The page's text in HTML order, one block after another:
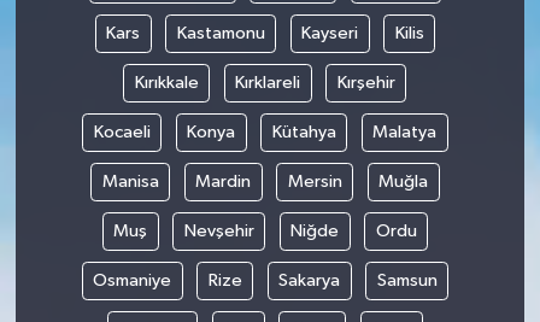
Kars Kastamonu Kayseri Kilis
Kırıkkale Kırklareli Kırşehir
Kocaeli Konya Kütahya Malatya
Manisa Mardin Mersin Muğla
Muş Nevşehir Niğde Ordu
Osmaniye Rize Sakarya Samsun